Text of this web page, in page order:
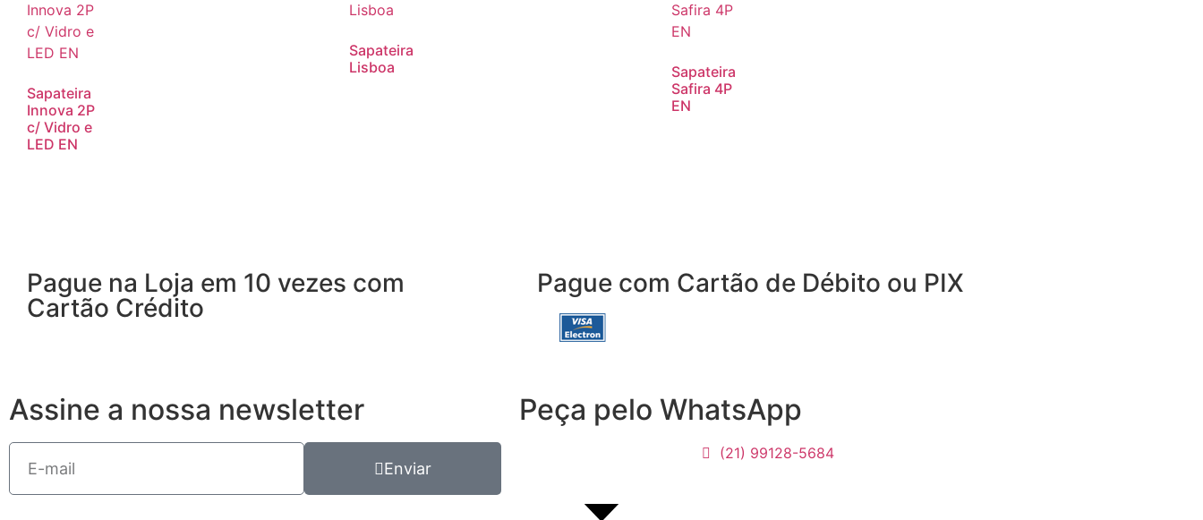
Sapateira
Innova 2P
c/ Vidro e
LED EN
Sapateira
Lisboa
Sapateira
Safira 4P
EN
Pague na Loja em 10 vezes com
Cartão Crédito
Pague com Cartão de Débito ou PIX
Assine a nossa newsletter
Enviar
Peça pelo WhatsApp
(21) 99128-5684